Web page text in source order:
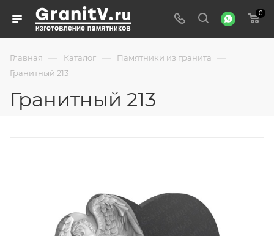
0
Главная — Каталог — Памятники из гранита —
Гранитный 213
Гранитный 213